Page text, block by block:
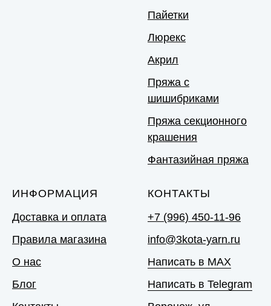
Пайетки
Люрекс
Акрил
Пряжа с
шишибриками
Пряжа секционного
крашения
Фантазийная пряжа
ИНФОРМАЦИЯ
Доставка и оплата
Правила магазина
О нас
Блог
КОНТАКТЫ
+7 (996) 450-11-96
info@3kota-yarn.ru
Написать в MAX
Написать в Telegram